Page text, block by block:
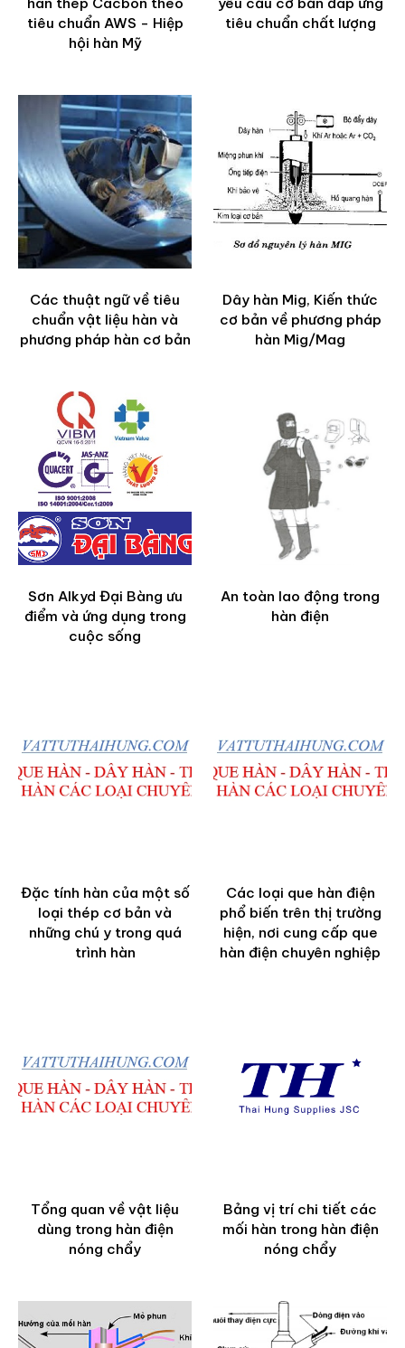
hàn thép Cacbon theo
tiêu chuẩn AWS - Hiệp
hội hàn Mỹ
yêu cầu cơ bản đáp ứng
tiêu chuẩn chất lượng
Các thuật ngữ về tiêu
chuẩn vật liệu hàn và
phương pháp hàn cơ bản
Dây hàn Mig, Kiến thức
cơ bản về phương pháp
hàn Mig/Mag
Sơn Alkyd Đại Bàng ưu
điểm và ứng dụng trong
cuộc sống
An toàn lao động trong
hàn điện
Đặc tính hàn của một số
loại thép cơ bản và
những chú y trong quá
trình hàn
Các loại que hàn điện
phổ biến trên thị trường
hiện, nơi cung cấp que
hàn điện chuyên nghiệp
Tổng quan về vật liệu
dùng trong hàn điện
nóng chẩy
Bảng vị trí chi tiết các
mối hàn trong hàn điện
nóng chẩy